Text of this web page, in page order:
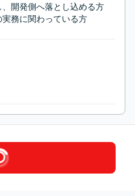
開発側へ落とし込める方
実務に関わっている方